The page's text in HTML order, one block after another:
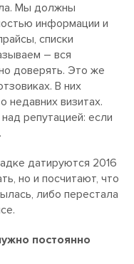
Мы должны
информации и
списки
– вся
доверять. Это же
В них
недавних визитах.
репутацией: если
датируются 2016
но и посчитают, что
либо перестала
постоянно